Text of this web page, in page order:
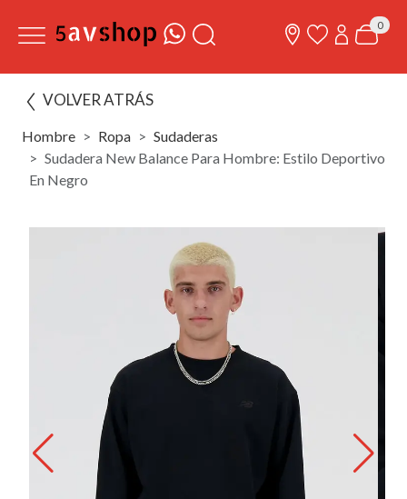
0
VOLVER ATRÁS
Hombre Ropa
Sudaderas
Sudadera New Balance Para Hombre: Estilo Deportivo
En Negro